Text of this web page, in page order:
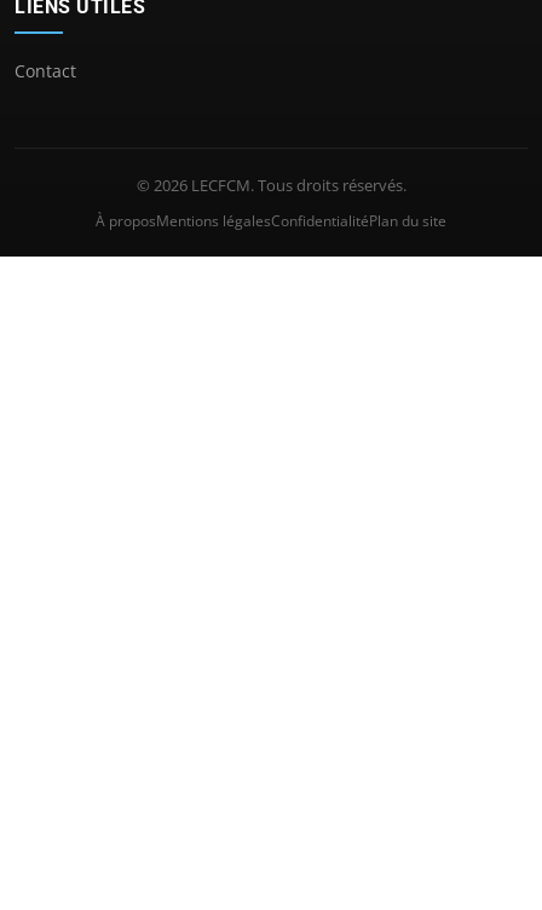
LIENS UTILES
Contact
© 2026 LECFCM. Tous droits réservés.
À proposMentions légalesConfidentialitéPlan du site